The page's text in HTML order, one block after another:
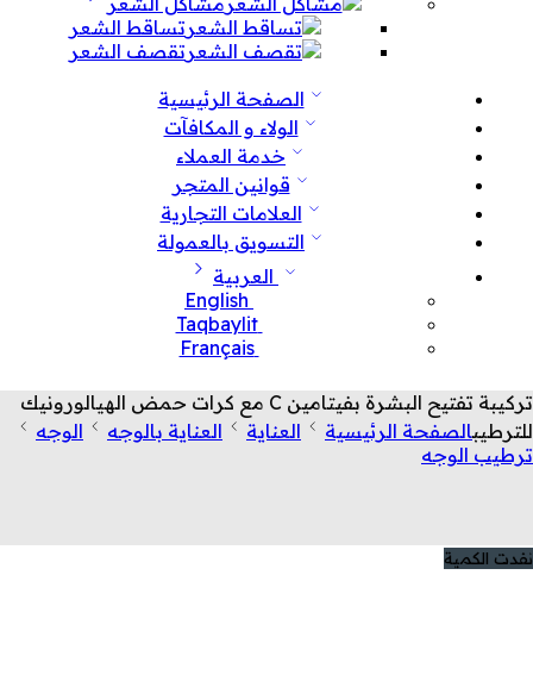
تساقط الشعر
تقصف الشعر
الصفحة الرئيسية
الولاء و المكافآت
خدمة العملاء
قوانين المتجر
العلامات التجارية
التسويق بالعمولة
العربية
English
Taqbaylit
Français
تركيبة تفتيح البشرة بفيتامين C مع كرات حمض الهيالورونيك
للترطيبالصفحة الرئيسية العناية العناية بالوجه
الوجه
ترطيب الوجه
نفدت الكمية